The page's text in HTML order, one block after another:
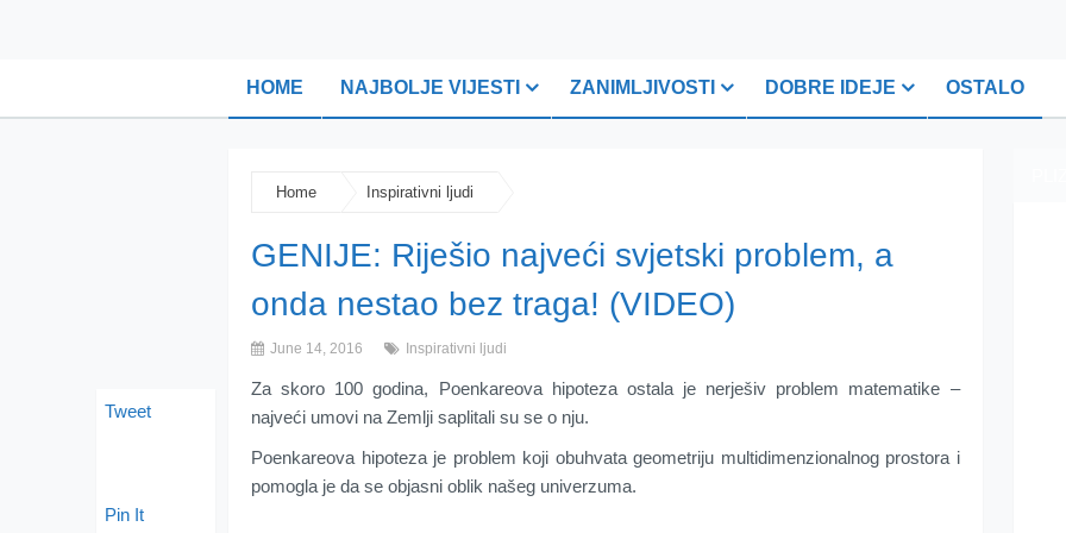
HOME NAJBOLJE VIJESTI ZANIMLJIVOSTI DOBRE IDEJE OSTALO
Home Inspirativni ljudi
GENIJE: Riješio najveći svjetski problem, a
onda nestao bez traga! (VIDEO)
June 14, 2016 Inspirativni ljudi
Za skoro 100 godina, Poenkareova hipoteza ostala je nerješiv problem matematike –
najveći umovi na Zemlji saplitali su se o nju.
Poenkareova hipoteza je problem koji obuhvata geometriju multidimenzionalnog prostora i
pomogla je da se objasni oblik našeg univerzuma.
Tweet
Pin It